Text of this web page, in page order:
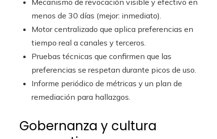
Mecanismo de revocación visible y efectivo en
menos de 30 días (mejor: inmediato).
Motor centralizado que aplica preferencias en
tiempo real a canales y terceros.
Pruebas técnicas que confirmen que las
preferencias se respetan durante picos de uso.
Informe periódico de métricas y un plan de
remediación para hallazgos.
Gobernanza y cultura